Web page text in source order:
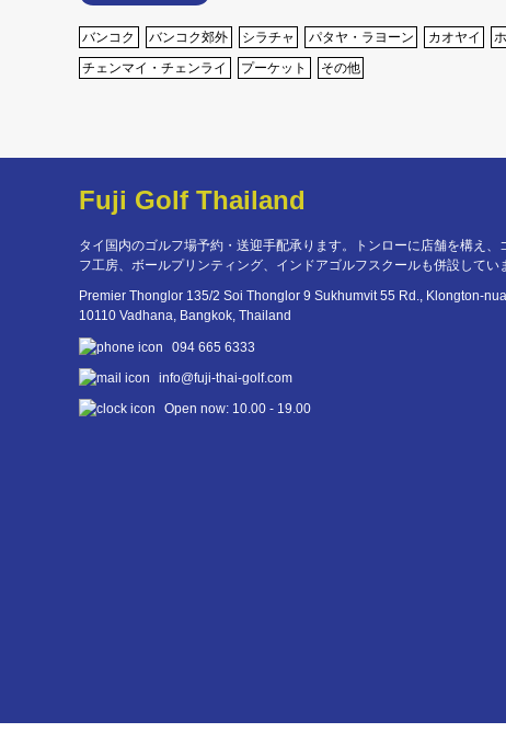
バンコク バンコク郊外 シラチャ パタヤ・ラヨーン カオヤイ
チェンマイ・チェンライ
プーケット その他
Fuji Golf Thailand
タイ国内のゴルフ場予約・送迎手配承ります。トンローに店舗を構え、
フ工房、ボールプリンティング、インドアゴルフスクールも併設してい
Premier Thonglor 135/2 Soi Thonglor 9 Sukhumvit 55 Rd., Klongton-
10110 Vadhana, Bangkok, Thailand
094 665 6333
info@fuji-thai-golf.com
Open now: 10.00 - 19.00